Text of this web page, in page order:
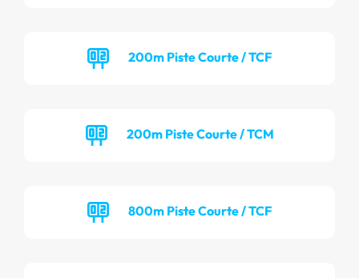
200m Piste Courte / TCF
200m Piste Courte / TCM
800m Piste Courte / TCF